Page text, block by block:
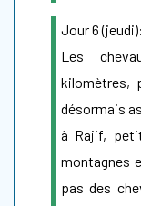
Jour 6
Les
kilomètres,
désormais
à Rajif,
montagnes
pas des